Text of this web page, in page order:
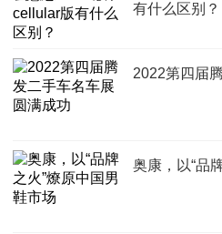
有什么区别？
2022第四届
奥康，以“品